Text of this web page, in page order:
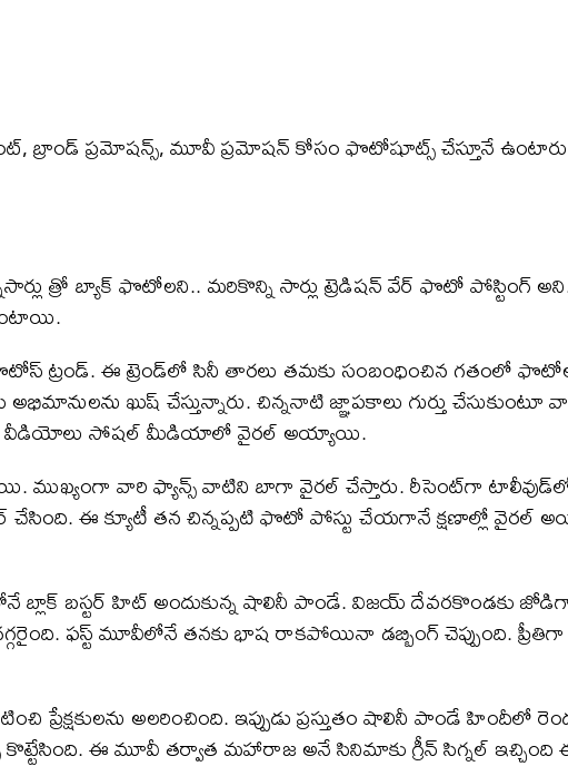
బ్రాండ్ ప్రమోషన్స్, మూవీ ప్రమోషన్​ కోసం ఫొటోషూట్స్ చేస్తూనే
త్రో బ్యాక్ ఫొటోలని.. మరికొన్ని సార్లు ట్రెడిషన్ వేర్ ఫొటో పోస్టింగ్
ట్రండ్. ఈ ట్రెండ్​లో సినీ తారలు తమకు సంబంధించిన గతంలో
ఖుష్ చేస్తున్నారు. చిన్ననాటి జ్ఞాపకాలు గుర్తు చేసుకుంటూ
వీడియోలు సోషల్ మీడియాలో వైరల్ అయ్యాయి.
వారి ఫ్యాన్స్ వాటిని బాగా వైరల్ చేస్తారు. రీసెంట్​గా టాలీవుడ్​లో
చేసింది. ఈ క్యూటీ తన చిన్నప్పటి ఫొటో పోస్టు చేయగానే క్షణాల్లో
బస్టర్ హిట్ అందుకున్న షాలినీ పాండే. విజయ్ దేవరకొండకు జోడిగా
ఫస్ట్ మూవీలోనే తనకు భాష రాకపోయినా డబ్బింగ్ చెప్పుంది. ప్రీతిగా
ప్రేక్షకులను అలరించింది. ఇప్పుడు ప్రస్తుతం షాలినీ పాండే హిందీలో
ఈ మూవీ తర్వాత మహారాజ అనే సినిమాకు గ్రీన్ సిగ్నల్ ఇచ్చింది